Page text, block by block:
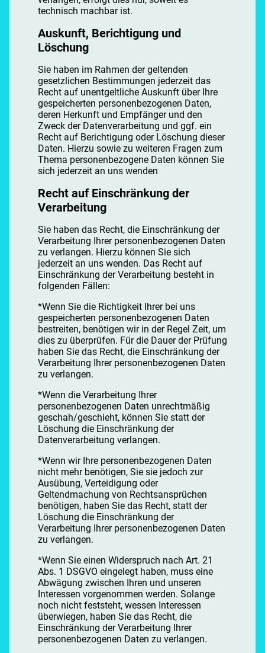
technisch machbar ist.
Auskunft, Berichtigung und
Löschung
Sie haben im Rahmen der geltenden
gesetzlichen Bestimmungen jederzeit das
Recht auf unentgeltliche Auskunft über Ihre
gespeicherten personenbezogenen Daten,
deren Herkunft und Empfänger und den
Zweck der Datenverarbeitung und ggf. ein
Recht auf Berichtigung oder Löschung dieser
Daten. Hierzu sowie zu weiteren Fragen zum
Thema personenbezogene Daten können Sie
sich jederzeit an uns wenden
Recht auf Einschränkung der
Verarbeitung
Sie haben das Recht, die Einschränkung der
Verarbeitung Ihrer personenbezogenen Daten
zu verlangen. Hierzu können Sie sich
jederzeit an uns wenden. Das Recht auf
Einschränkung der Verarbeitung besteht in
folgenden Fällen:
*Wenn Sie die Richtigkeit Ihrer bei uns
gespeicherten personenbezogenen Daten
bestreiten, benötigen wir in der Regel Zeit, um
dies zu überprüfen. Für die Dauer der Prüfung
haben Sie das Recht, die Einschränkung der
Verarbeitung Ihrer personenbezogenen Daten
zu verlangen.
*Wenn die Verarbeitung Ihrer
personenbezogenen Daten unrechtmäßig
geschah/geschieht, können Sie statt der
Löschung die Einschränkung der
Datenverarbeitung verlangen.
*Wenn wir Ihre personenbezogenen Daten
nicht mehr benötigen, Sie sie jedoch zur
Ausübung, Verteidigung oder
Geltendmachung von Rechtsansprüchen
benötigen, haben Sie das Recht, statt der
Löschung die Einschränkung der
Verarbeitung Ihrer personenbezogenen Daten
zu verlangen.
*Wenn Sie einen Widerspruch nach Art. 21
Abs. 1 DSGVO eingelegt haben, muss eine
Abwägung zwischen Ihren und unseren
Interessen vorgenommen werden. Solange
noch nicht feststeht, wessen Interessen
überwiegen, haben Sie das Recht, die
Einschränkung der Verarbeitung Ihrer
personenbezogenen Daten zu verlangen.